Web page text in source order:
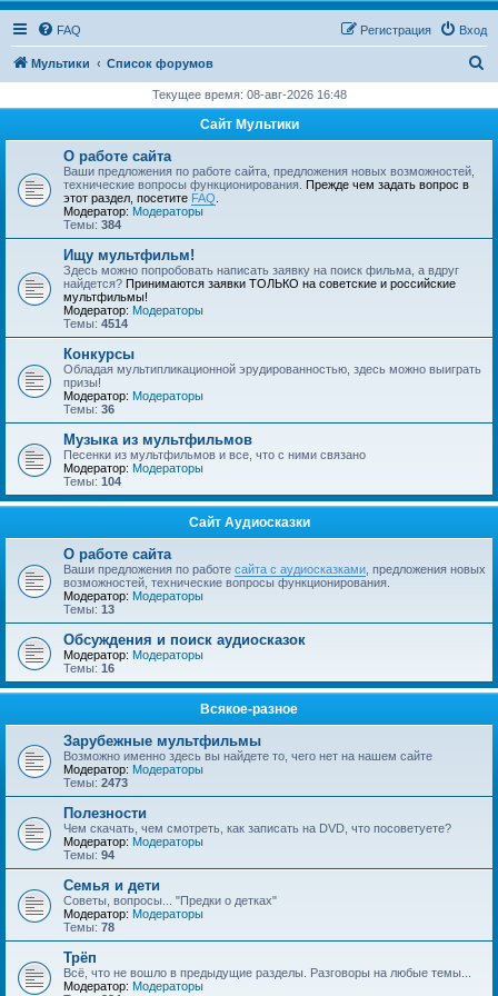
FAQ Вход
Регистрация
Мультики Список форумов
с
Текущее время: 08-авг-2026 16:48
Сайт Мультики
О работе сайта
Ваши предложения по работе сайта, предложения новых возможностей,
технические вопросы функционирования. Прежде чем задать вопрос в
этот раздел, посетите FAQ
Модератор: Модераторы
Темы: 384
Ищу мультфильм!
Здесь можно попробовать написать заявку на поиск фильма, а вдруг
найдется? Принимаются заявки ТОЛЬКО на советские и российские
мультфильмы!
Модератор: Модераторы
Темы: 4514
Конкурсы
Обладая мультипликационной эрудированностью, здесь можно выиграть
призы!
Модератор: Модераторы
Темы: 36
Музыка из мультфильмов
Песенки из мультфильмов и все, что с ними связано
Модератор: Модераторы
Темы: 104
Сайт Аудиосказки
О работе сайта
Ваши предложения по работе сайта с аудиосказками , предложения новых
возможностей, технические вопросы функционирования.
Модератор: Модераторы
Темы: 13
Обсуждения и поиск аудиосказок
Модератор: Модераторы
Темы: 16
Всякое-разное
Зарубежные мультфильмы
Возможно именно здесь вы найдете то, чего нет на нашем сайте
Модератор: Модераторы
Темы: 2473
Полезности
Чем скачать, чем смотреть, как записать на DVD, что посоветуете?
Модератор: Модераторы
Темы: 94
Семья и дети
Советы, вопросы... "Предки о детках"
Модератор: Модераторы
Темы: 78
Трёп
Всё, что не вошло в предыдущие разделы. Разговоры на любые темы...
Модератор: Модераторы